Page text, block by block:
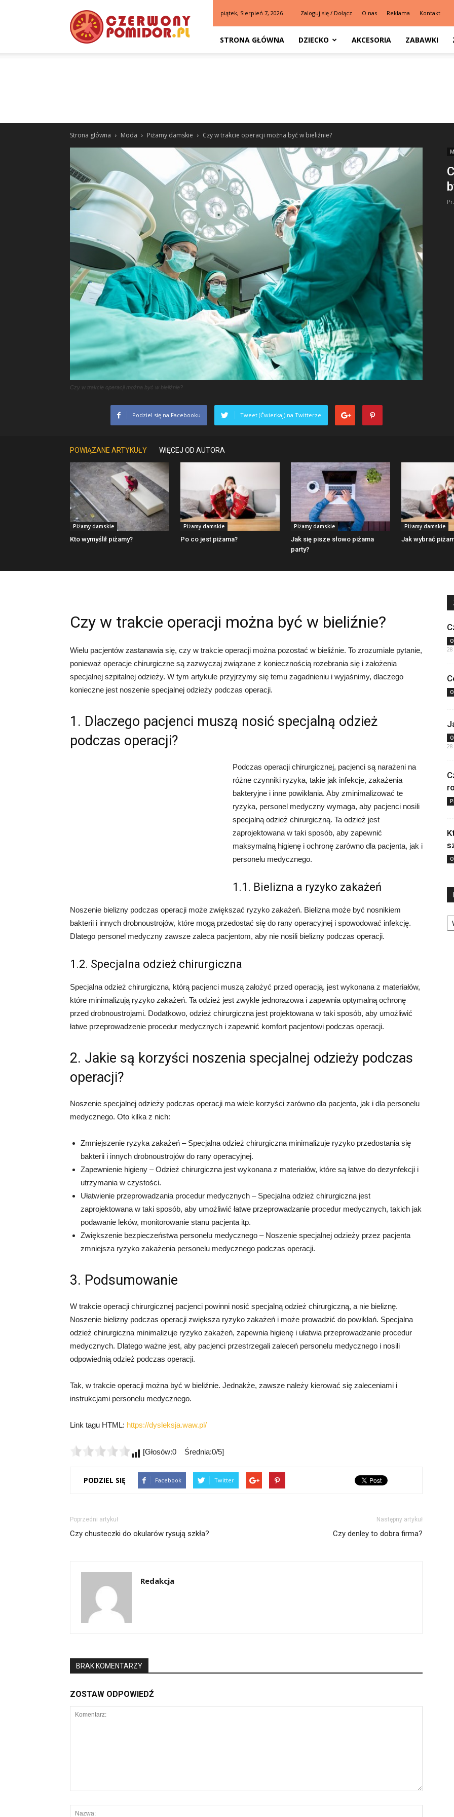
piątek, Sierpień 7, 2026 Zaloguj się / Dołącz O nas Reklama Kontakt
STRONA GŁÓWNA DZIECKO AKCESORIA ZABAWKI
Strona główna Moda Piżamy damskie Czy w trakcie operacji można być w bieliźnie?
Czy w trakcie operacji można być w bieliźnie?
Podziel się na Facebooku Tweet (Ćwierkaj) na Twitterze
POWIĄZANE ARTYKUŁY WIĘCEJ OD AUTORA
Piżamy damskie
Kto wymyślił piżamy?
Piżamy damskie
Po co jest piżama?
Piżamy damskie
Jak się pisze słowo piżama
party?
Piżamy damskie
Jak wybrać
Czy w trakcie operacji można być w bieliźnie?
Wielu pacjentów zastanawia się, czy w trakcie operacji można pozostać w bieliźnie. To zrozumiałe pytanie,
ponieważ operacje chirurgiczne są zazwyczaj związane z koniecznością rozebrania się i założenia
specjalnej szpitalnej odzieży. W tym artykule przyjrzymy się temu zagadnieniu i wyjaśnimy, dlaczego
konieczne jest noszenie specjalnej odzieży podczas operacji.
1. Dlaczego pacjenci muszą nosić specjalną odzież
podczas operacji?
Podczas operacji chirurgicznej, pacjenci są narażeni na
różne czynniki ryzyka, takie jak infekcje, zakażenia
bakteryjne i inne powikłania. Aby zminimalizować te
ryzyka, personel medyczny wymaga, aby pacjenci nosili
specjalną odzież chirurgiczną. Ta odzież jest
zaprojektowana w taki sposób, aby zapewnić
maksymalną higienę i ochronę zarówno dla pacjenta, jak i
personelu medycznego.
1.1. Bielizna a ryzyko zakażeń
Noszenie bielizny podczas operacji może zwiększać ryzyko zakażeń. Bielizna może być nosnikiem
bakterii i innych drobnoustrojów, które mogą przedostać się do rany operacyjnej i spowodować infekcję.
Dlatego personel medyczny zawsze zaleca pacjentom, aby nie nosili bielizny podczas operacji.
1.2. Specjalna odzież chirurgiczna
Specjalna odzież chirurgiczna, którą pacjenci muszą założyć przed operacją, jest wykonana z materiałów,
które minimalizują ryzyko zakażeń. Ta odzież jest zwykle jednorazowa i zapewnia optymalną ochronę
przed drobnoustrojami. Dodatkowo, odzież chirurgiczna jest projektowana w taki sposób, aby umożliwić
łatwe przeprowadzenie procedur medycznych i zapewnić komfort pacjentowi podczas operacji.
2. Jakie są korzyści noszenia specjalnej odzieży podczas
operacji?
Noszenie specjalnej odzieży podczas operacji ma wiele korzyści zarówno dla pacjenta, jak i dla personelu
medycznego. Oto kilka z nich:
Zmniejszenie ryzyka zakażeń – Specjalna odzież chirurgiczna minimalizuje ryzyko przedostania się
bakterii i innych drobnoustrojów do rany operacyjnej.
Zapewnienie higieny – Odzież chirurgiczna jest wykonana z materiałów, które są łatwe do dezynfekcji i
utrzymania w czystości.
Ułatwienie przeprowadzania procedur medycznych – Specjalna odzież chirurgiczna jest
zaprojektowana w taki sposób, aby umożliwić łatwe przeprowadzanie procedur medycznych, takich jak
podawanie leków, monitorowanie stanu pacjenta itp.
Zwiększenie bezpieczeństwa personelu medycznego – Noszenie specjalnej odzieży przez pacjenta
zmniejsza ryzyko zakażenia personelu medycznego podczas operacji.
3. Podsumowanie
W trakcie operacji chirurgicznej pacjenci powinni nosić specjalną odzież chirurgiczną, a nie bieliznę.
Noszenie bielizny podczas operacji zwiększa ryzyko zakażeń i może prowadzić do powikłań. Specjalna
odzież chirurgiczna minimalizuje ryzyko zakażeń, zapewnia higienę i ułatwia przeprowadzanie procedur
medycznych. Dlatego ważne jest, aby pacjenci przestrzegali zaleceń personelu medycznego i nosili
odpowiednią odzież podczas operacji.
Tak, w trakcie operacji można być w bieliźnie. Jednakże, zawsze należy kierować się zaleceniami i
instrukcjami personelu medycznego.
Link tagu HTML: https://dysleksja.waw.pl/
[Głosów:0 Średnia:0/5]
PODZIEL SIĘ Facebook Twitter
Poprzedni artykuł
Czy chusteczki do okularów rysują szkła?
Następny artykuł
Czy denley to dobra firma?
Redakcja
BRAK KOMENTARZY
ZOSTAW ODPOWIEDŹ